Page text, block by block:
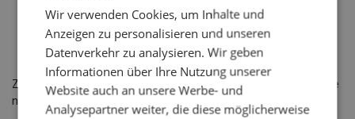
Coilhaken
Greifer
Sonderlastaufnahmemittel
Zusätzlich bieten wir Ihnen Aufbewahrungsmöglichkeiten
für Ihre
neuen oder bereits vorhandenen Lastaufnahmemittel.
Wir verwenden Cookies, um Inhalte und
Anzeigen zu personalisieren und unseren
Datenverkehr zu analysieren. Wir geben
Informationen über Ihre Nutzung unserer
Website auch an unsere Werbe- und
Analysepartner weiter, die diese möglicherweise